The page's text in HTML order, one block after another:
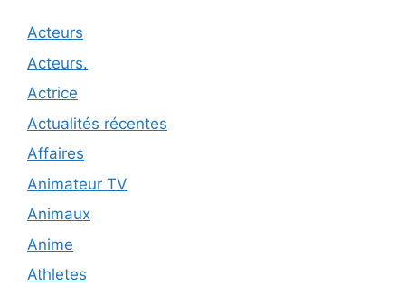
Acteurs
Acteurs.
Actrice
Actualités récentes
Affaires
Animateur TV
Animaux
Anime
Athletes